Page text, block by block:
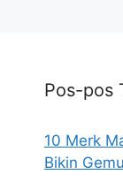
Pos-pos
10 Merk
Bikin